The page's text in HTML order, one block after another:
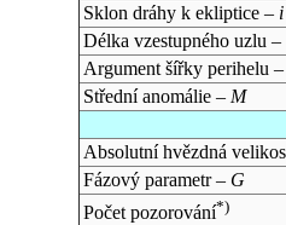
Sklon dráhy k ekliptice – i
Délka vzestupného uzlu –
Argument šířky perihelu
Střední anomálie – M
Absolutní hvězdná
Fázový parametr – G
Počet pozorování*)